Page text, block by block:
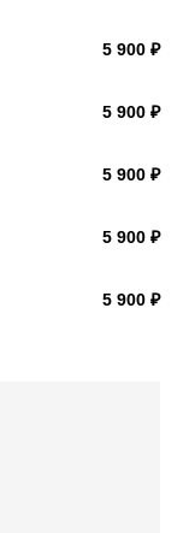
5 900 ₽
5 900 ₽
5 900 ₽
5 900 ₽
5 900 ₽